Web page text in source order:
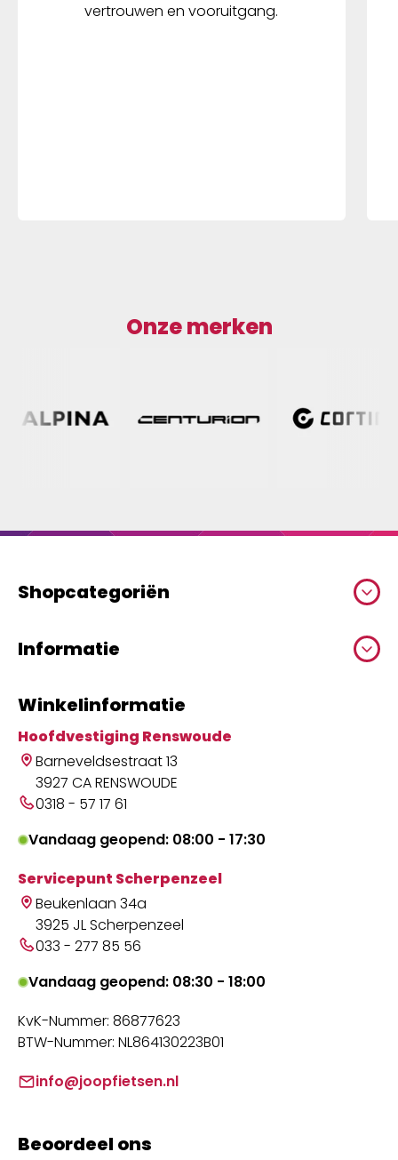
vertrouwen en vooruitgang.
Onze merken
Shopcategoriën
Informatie
Winkelinformatie
Hoofdvestiging Renswoude
Barneveldsestraat 13
3927 CA RENSWOUDE
0318 - 57 17 61
Vandaag geopend: 08:00 - 17:30
Servicepunt Scherpenzeel
Beukenlaan 34a
3925 JL Scherpenzeel
033 - 277 85 56
Vandaag geopend: 08:30 - 18:00
KvK-Nummer: 86877623
BTW-Nummer: NL864130223B01
info@joopfietsen.nl
Beoordeel ons